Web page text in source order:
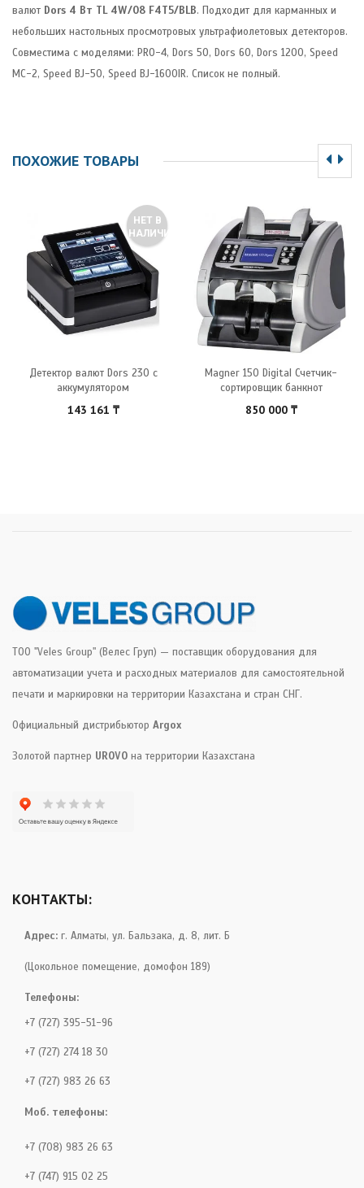
валют Dors 4 Вт TL 4W/08 F4T5/BLB. Подходит для карманных и
небольших настольных просмотровых ультрафиолетовых детекторов.
Совместима с моделями: PRO-4, Dors 50, Dors 60, Dors 1200, Speed
МС-2, Speed BJ-50, Speed BJ-1600IR. Список не полный.
ПОХОЖИЕ ТОВАРЫ
НЕТ В
НАЛИЧИИ
Детектор валют Dors 230 с
аккумулятором
143 161 ₸
Magner 150 Digital Счетчик-
сортировщик банкнот
850 000 ₸
ТОО "Veles Group" (Велес Груп) — поставщик оборудования для
автоматизации учета и расходных материалов для самостоятельной
печати и маркировки на территории Казахстана и стран СНГ.
Официальный дистрибьютор Argox
Золотой партнер UROVO на территории Казахстана
КОНТАКТЫ:
Адрес: г. Алматы, ул. Бальзака, д. 8, лит. Б
(Цокольное помещение, домофон 189)
Телефоны:
+7 (727) 395-51-96
+7 (727) 274 18 30
+7 (727) 983 26 63
Моб. телефоны:
+7 (708) 983 26 63
+7 (747) 915 02 25